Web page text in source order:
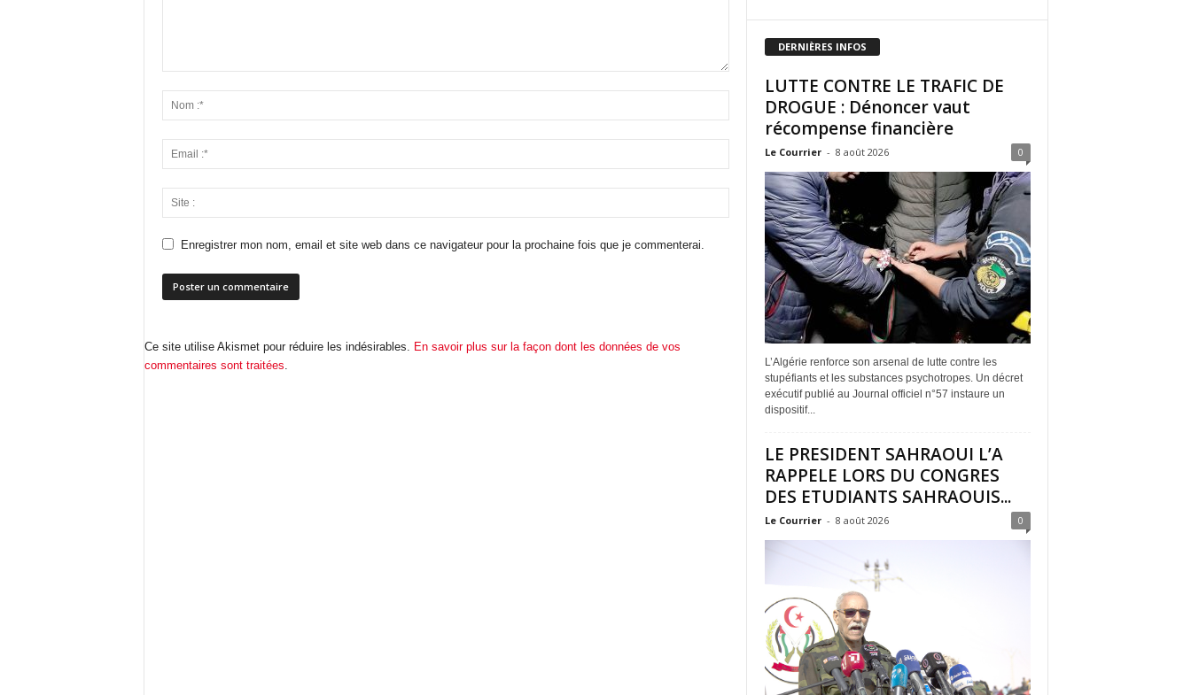
Enregistrer mon nom, email et site web dans ce navigateur pour la prochaine fois que je commenterai.
Ce site utilise Akismet pour réduire les indésirables. En savoir plus sur la façon dont les données de vos
commentaires sont traitées.
DERNIÈRES INFOS
LUTTE CONTRE LE TRAFIC DE
DROGUE : Dénoncer vaut
récompense financière
Le Courrier - 8 août 2026 0
L’Algérie renforce son arsenal de lutte contre les
stupéfiants et les substances psychotropes. Un décret
exécutif publié au Journal officiel n°57 instaure un
dispositif...
LE PRESIDENT SAHRAOUI L’A
RAPPELE LORS DU CONGRES
DES ETUDIANTS SAHRAOUIS...
Le Courrier - 8 août 2026 0